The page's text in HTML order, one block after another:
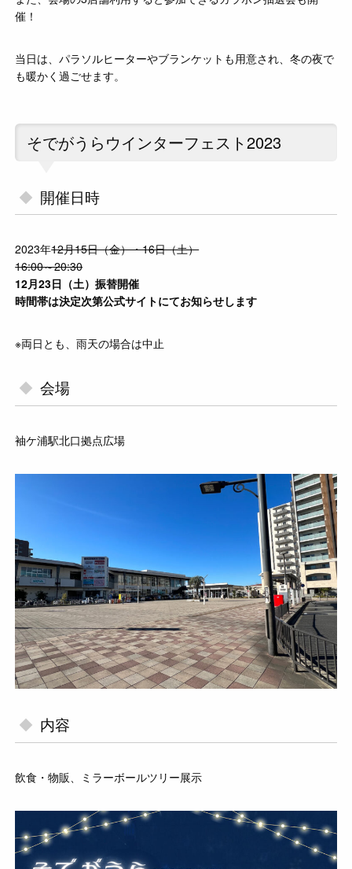
催！
当日は、パラソルヒーターやブランケットも用意され、冬の夜で
も暖かく過ごせます。
そでがうらウインターフェスト2023
開催日時
2023年12月15日（金）・16日（土）
16:00～20:30
12月23日（土）振替開催
時間帯は決定次第公式サイトにてお知らせします
※両日とも、雨天の場合は中止
会場
袖ケ浦駅北口拠点広場
内容
飲食・物販、ミラーボールツリー展示